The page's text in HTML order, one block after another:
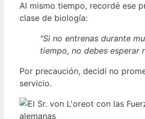
Al mismo tiempo, recordé ese
clase de biología:
"Si no entrenas durante
tiempo, no debes esperar
Por precaución, decidí no
servicio.